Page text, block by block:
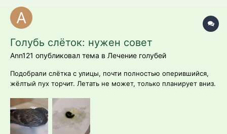
Голубь слёток: нужен совет
Ann121 опубликовал тема в Лечение голубей
Подобрали слётка с улицы, почти полностью оперившийся,
жёлтый пух торчит. Летать не может, только планирует вниз.
положить в кончик клюва - глотает сам. Пьёт из крышечки
клюющими движениями. Визуально здоров и чист, за
исключением поджатой лап...